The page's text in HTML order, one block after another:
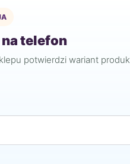
telefon
potwierdzi wariant